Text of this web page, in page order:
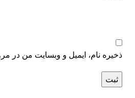
ذخیره نام، ایمیل و وبسایت من در